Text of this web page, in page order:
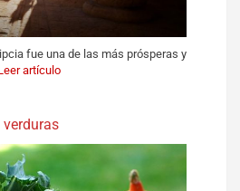
fue una de las más prósperas y
artículo
verduras